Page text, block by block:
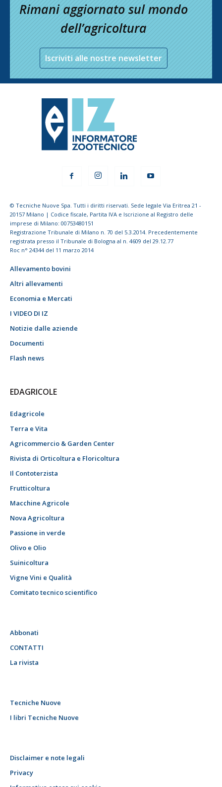
Rimani aggiornato sul mondo
dell’agricoltura
Iscriviti alle nostre newsletter
© Tecniche Nuove Spa. Tutti i diritti riservati. Sede legale Via Eritrea 21 -
20157 Milano | Codice fiscale, Partita IVA e Iscrizione al Registro delle
imprese di Milano: 00753480151
Registrazione Tribunale di Milano n. 70 del 5.3.2014. Precedentemente
registrata presso il Tribunale di Bologna al n. 4609 del 29.12.77
Roc n° 24344 del 11 marzo 2014
Allevamento bovini
Altri allevamenti
Economia e Mercati
I VIDEO DI IZ
Notizie dalle aziende
Documenti
Flash news
EDAGRICOLE
Edagricole
Terra e Vita
Agricommercio & Garden Center
Rivista di Orticoltura e Floricoltura
Il Contoterzista
Frutticoltura
Macchine Agricole
Nova Agricoltura
Passione in verde
Olivo e Olio
Suinicoltura
Vigne Vini e Qualità
Comitato tecnico scientifico
Abbonati
CONTATTI
La rivista
Tecniche Nuove
I libri Tecniche Nuove
Disclaimer e note legali
Privacy